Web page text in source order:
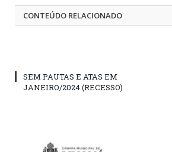
CONTEÚDO RELACIONADO
SEM PAUTAS E ATAS EM
JANEIRO/2024 (RECESSO)